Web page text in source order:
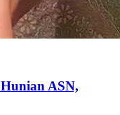
ASN,